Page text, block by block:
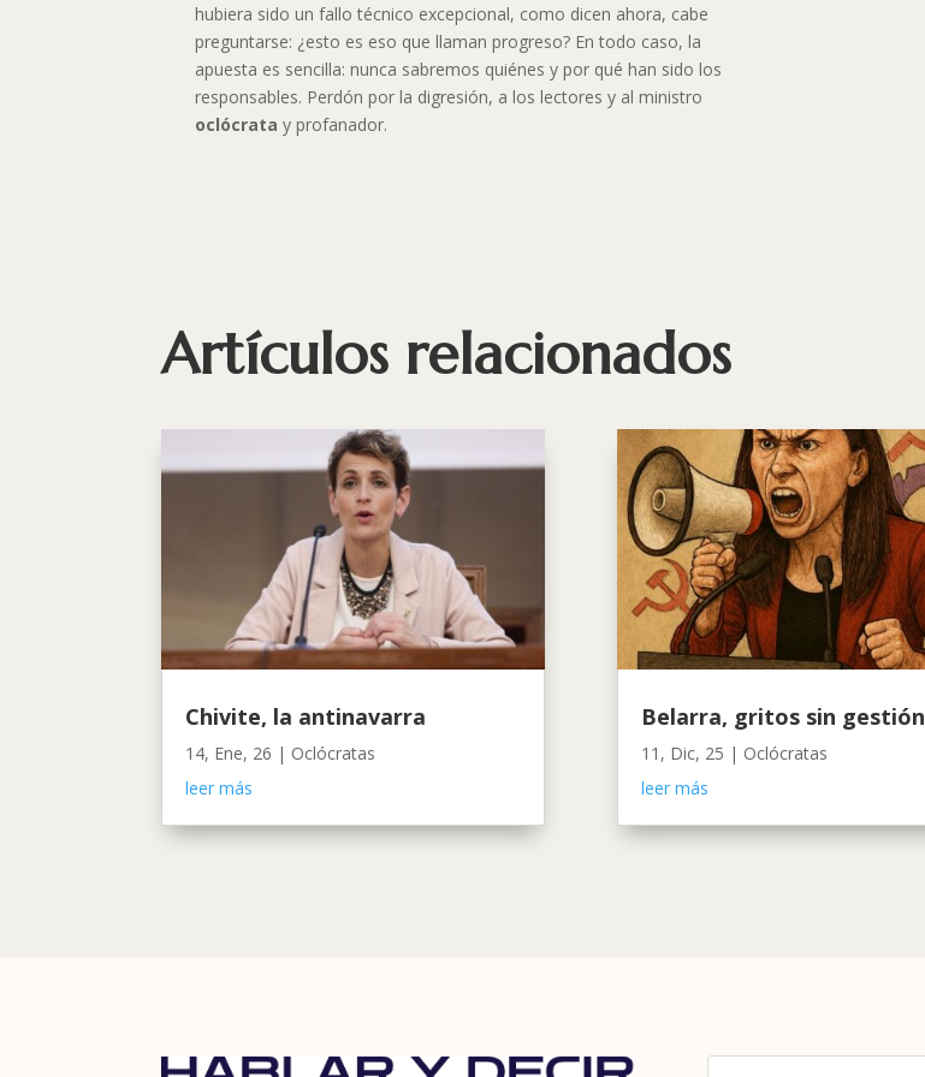
hubiera sido un fallo técnico excepcional, como dicen ahora, cabe
preguntarse: ¿esto es eso que llaman progreso? En todo caso, la
apuesta es sencilla: nunca sabremos quiénes y por qué han sido los
responsables. Perdón por la digresión, a los lectores y al ministro
oclócrata y profanador.
Artículos relacionados
Chivite, la antinavarra
14, Ene, 26 | Oclócratas
leer más
Belarra, gritos sin gestión
11, Dic, 25 | Oclócratas
leer más